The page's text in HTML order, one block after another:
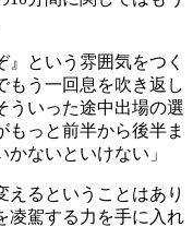
』という雰囲気をつく
もう一回息を吹き返し
ういった途中出場の選
もっと前半から後半ま
ないといけない」
えるということはあり
凌駕する力を手に入れ